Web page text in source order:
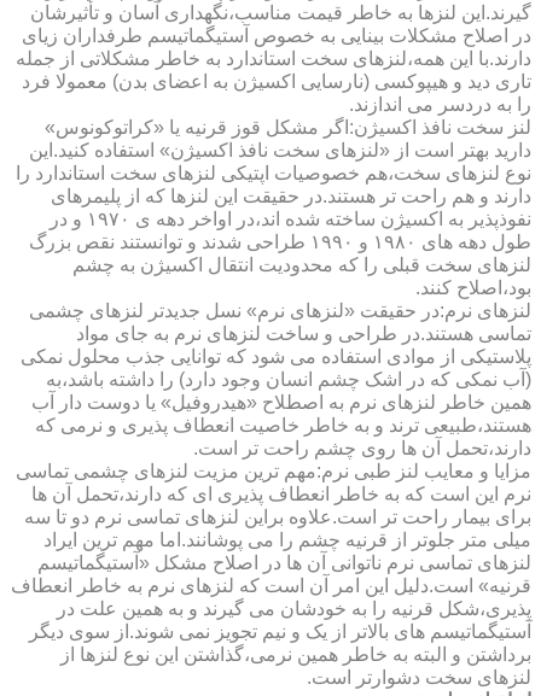
گیرند.این لنزها به خاطر قیمت مناسب،نگهداری آسان و تأثیرشان
در اصلاح مشکلات بینایی به خصوص آستیگماتیسم طرفداران زیای
دارند.با این همه،لنزهای سخت استاندارد به خاطر مشکلاتی از جمله
تاری دید و هیپوکسی (نارسایی اکسیژن به اعضای بدن) معمولا فرد
را به دردسر می اندازند.
لنز سخت نافذ اکسیژن:اگر مشکل قوز قرنیه یا «کراتوکونوس»
دارید بهتر است از «لنزهای سخت نافذ اکسیژن» استفاده کنید.این
نوع لنزهای سخت،هم خصوصیات اپتیکی لنزهای سخت استاندارد را
دارند و هم راحت تر هستند.در حقیقت این لنزها که از پلیمرهای
نفوذپذیر به اکسیژن ساخته شده اند،در اواخر دهه ی ۱۹۷۰ و در
طول دهه های ۱۹۸۰ و ۱۹۹۰ طراحی شدند و توانستند نقص بزرگ
لنزهای سخت قبلی را که محدودیت انتقال اکسیژن به چشم
بود،اصلاح کنند.
لنزهای نرم:در حقیقت «لنزهای نرم» نسل جدیدتر لنزهای چشمی
تماسی هستند.در طراحی و ساخت لنزهای نرم به جای مواد
پلاستیکی از موادی استفاده می شود که توانایی جذب محلول نمکی
(آب نمکی که در اشک چشم انسان وجود دارد) را داشته باشد،به
همین خاطر لنزهای نرم به اصطلاح «هیدروفیل» یا دوست دار آب
هستند،طبیعی ترند و به خاطر خاصیت انعطاف پذیری و نرمی که
دارند،تحمل آن ها روی چشم راحت تر است.
مزایا و معایب لنز طبی نرم:مهم ترین مزیت لنزهای چشمی تماسی
نرم این است که به خاطر انعطاف پذیری ای که دارند،تحمل آن ها
برای بیمار راحت تر است.علاوه براین لنزهای تماسی نرم دو تا سه
میلی متر جلوتر از قرنیه چشم را می پوشانند.اما مهم ترین ایراد
لنزهای تماسی نرم ناتوانی آن ها در اصلاح مشکل «آستیگماتیسم
قرنیه» است.دلیل این امر آن است که لنزهای نرم به خاطر انعطاف
پذیری،شکل قرنیه را به خودشان می گیرند و به همین علت در
آستیگماتیسم های بالاتر از یک و نیم تجویز نمی شوند.از سوی دیگر
برداشتن و البته به خاطر همین نرمی،گذاشتن این نوع لنزها از
لنزهای سخت دشوارتر است.